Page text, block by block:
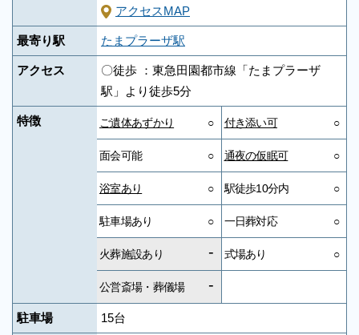
アクセスMAP
最寄り駅 たまプラーザ駅
アクセス
〇徒歩 ：東急田園都市線「たまプラーザ
駅」より徒歩5分
特徴 ご遺体あずかり ○ 付き添い可 ○
面会可能 ○ 通夜の仮眠可 ○
浴室あり ○ 駅徒歩10分内 ○
駐車場あり ○ 一日葬対応 ○
火葬施設あり - 式場あり ○
公営斎場・葬儀場 -
駐車場 15台